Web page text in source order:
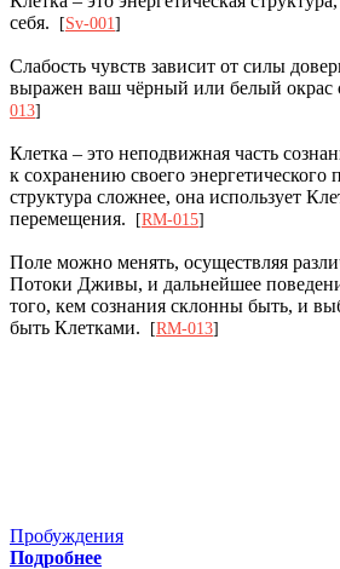
себя.
[Sv-001 ]
Слабость чувств зависит от силы
выражен ваш чёрный или белый окрас
013]
Клетка – это неподвижная часть
к сохранению своего энергетического
структура сложнее, она использует
перемещения.
[RM-015]
Поле можно менять, осуществляя
Потоки Дживы, и дальнейшее
того, кем сознания склонны быть, и
быть Клетками.
[RM-013]
Пробуждения
Подробнее